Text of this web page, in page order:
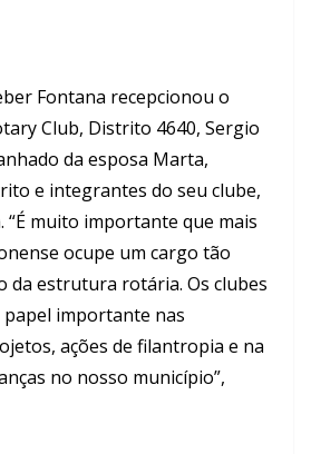
Fontana recepcionou o
Club, Distrito 4640, Sergio
da esposa Marta,
e integrantes do seu clube,
“É muito importante que mais
ocupe um cargo tão
da estrutura rotária. Os clubes
importante nas
ações de filantropia e na
no nosso município”,